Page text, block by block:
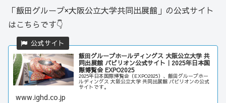
「飯田グループ×大阪公立大学共同出展館」の公式サイト
はこちらです👇
飯田グループホールディングス 大阪公立大学 共
同出展館 パビリオン公式サイト｜2025年日本国
際博覧会 EXPO2025
2025年日本国際博覧会（EXPO2025）、飯田グループホー
ルディングス 大阪公立大学 共同出展館 パビリオンの公式
サイトです。
www.ighd.co.jp